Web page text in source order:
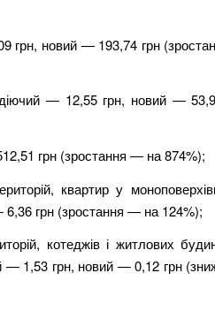
грн, новий — 193,74 грн
— 12,55 грн, новий —
грн (зростання — на 874%);
квартир у
грн (зростання — на 124%);
котеджів і житлових
1,53 грн, новий — 0,12 грн